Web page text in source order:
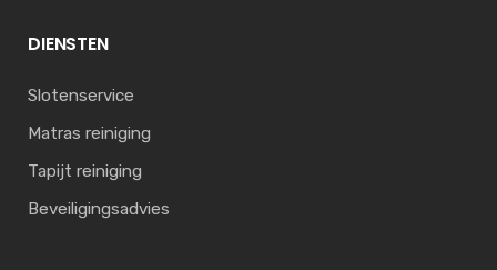
DIENSTEN
Slotenservice
Matras reiniging
Tapijt reiniging
Beveiligingsadvies